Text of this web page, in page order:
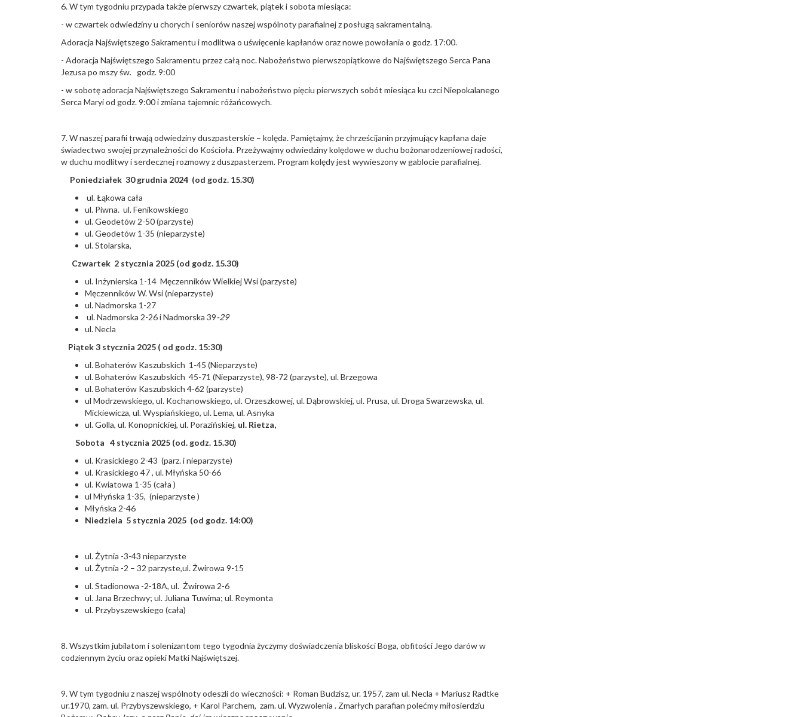
6. W tym tygodniu przypada także pierwszy czwartek, piątek i sobota miesiąca:
- w czwartek odwiedziny u chorych i seniorów naszej wspólnoty parafialnej z posługą sakramentalną.
Adoracja Najświętszego Sakramentu i modlitwa o uświęcenie kapłanów oraz nowe powołania o godz. 17:00.
- Adoracja Najświętszego Sakramentu przez całą noc. Nabożeństwo pierwszopiątkowe do Najświętszego Serca Pana
Jezusa po mszy św. godz. 9:00
- w sobotę adoracja Najświętszego Sakramentu i nabożeństwo pięciu pierwszych sobót miesiąca ku czci Niepokalanego
Serca Maryi od godz. 9:00 i zmiana tajemnic różańcowych.
7. W naszej parafii trwają odwiedziny duszpasterskie – kolęda. Pamiętajmy, że chrześcijanin przyjmujący kapłana daje
świadectwo swojej przynależności do Kościoła. Przeżywajmy odwiedziny kolędowe w duchu bożonarodzeniowej radości,
w duchu modlitwy i serdecznej rozmowy z duszpasterzem. Program kolędy jest wywieszony w gablocie parafialnej.
Poniedziałek 30 grudnia 2024 (od godz. 15.30)
ul. Łąkowa cała
ul. Piwna. ul. Fenikowskiego
ul. Geodetów 2-50 (parzyste)
ul. Geodetów 1-35 (nieparzyste)
ul. Stolarska,
Czwartek 2 stycznia 2025 (od godz. 15.30)
ul. Inżynierska 1-14 Męczenników Wielkiej Wsi (parzyste)
Męczenników W. Wsi (nieparzyste)
ul. Nadmorska 1-27
ul. Nadmorska 2-26 i Nadmorska 39-29
ul. Necla
Piątek 3 stycznia 2025 ( od godz. 15:30)
ul. Bohaterów Kaszubskich 1-45 (Nieparzyste)
ul. Bohaterów Kaszubskich 45-71 (Nieparzyste), 98-72 (parzyste), ul. Brzegowa
ul. Bohaterów Kaszubskich 4-62 (parzyste)
ul Modrzewskiego, ul. Kochanowskiego, ul. Orzeszkowej, ul. Dąbrowskiej, ul. Prusa, ul. Droga Swarzewska, ul.
Mickiewicza, ul. Wyspiańskiego, ul. Lema, ul. Asnyka
ul. Golla, ul. Konopnickiej, ul. Porazińskiej, ul. Rietza,
Sobota 4 stycznia 2025 (od. godz. 15.30)
ul. Krasickiego 2-43 (parz. i nieparzyste)
ul. Krasickiego 47 , ul. Młyńska 50-66
ul. Kwiatowa 1-35 (cała )
ul Młyńska 1-35, (nieparzyste )
Młyńska 2-46
Niedziela 5 stycznia 2025 (od godz. 14:00)
ul. Żytnia -3-43 nieparzyste
ul. Żytnia -2 – 32 parzyste,ul. Żwirowa 9-15
ul. Stadionowa -2-18A, ul. Żwirowa 2-6
ul. Jana Brzechwy; ul. Juliana Tuwima; ul. Reymonta
ul. Przybyszewskiego (cała)
8. Wszystkim jubilatom i solenizantom tego tygodnia życzymy doświadczenia bliskości Boga, obfitości Jego darów w
codziennym życiu oraz opieki Matki Najświętszej.
9. W tym tygodniu z naszej wspólnoty odeszli do wieczności: + Roman Budzisz, ur. 1957, zam ul. Necla + Mariusz Radtke
ur.1970, zam. ul. Przybyszewskiego, + Karol Parchem, zam. ul. Wyzwolenia . Zmarłych parafian polećmy miłosierdziu